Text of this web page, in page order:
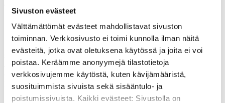
Sivuston evästeet
Välttämättömät evästeet mahdollistavat sivuston
toiminnan. Verkkosivusto ei toimi kunnolla ilman näitä
evästeitä, jotka ovat oletuksena käytössä ja joita ei voi
poistaa. Keräämme anonyymejä tilastotietoja
verkkosivujemme käytöstä, kuten kävijämääristä,
suosituimmista sivuista sekä sisääntulo- ja
poistumissivuista. Kaikki evästeet: Sivustolla on
Sopeutuminen vie aikaa
Sopeutuminen voi viedä paljon aikaa ja olla välillä työlästä. Oman
sopeutumisen ohella haasteena voi olla perheen sopeutuminen.
Jokainen perheenjäsen käsittelee muutosta yksilöllisesti ja omaan
aikaansa. Vaikka itse sopeutuisi uuteen tilanteeseen nopeasti, toinen
perheenjäsen saattaa kipuilla uuden tilanteen kanssa pidempään.
[laatikko]